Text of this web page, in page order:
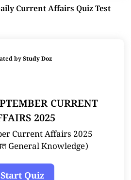
Current Affairs Quiz Test
byStudy Doz
CURRENT
2025
Current Affairs 2025
General Knowledge)